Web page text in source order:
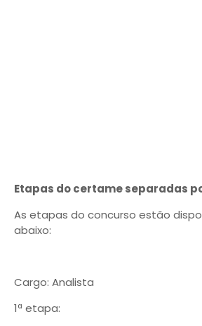
Etapas do certame separadas
As etapas do concurso estão
abaixo:
Cargo: Analista
1ª etapa: